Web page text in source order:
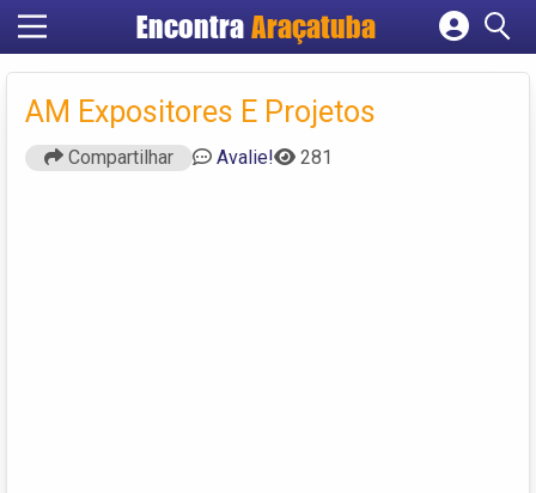
Encontra Araçatuba
Cadastrar empresa
Criar conta
AM Expositores E Projetos
Compartilhar Avalie! 281